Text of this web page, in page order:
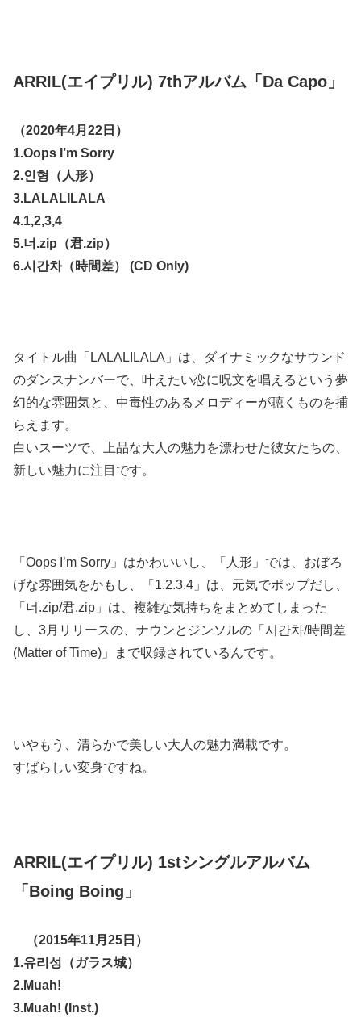
ARRIL(エイプリル) 7thアルバム「Da Capo」
（2020年4月22日）
1.Oops I’m Sorry
2.인형（人形）
3.LALALILALA
4.1,2,3,4
5.너.zip（君.zip）
6.시간차（時間差） (CD Only)
タイトル曲「LALALILALA」は、ダイナミックなサウンド
のダンスナンバーで、叶えたい恋に呪文を唱えるという夢
幻的な雰囲気と、中毒性のあるメロディーが聴くものを捕
らえます。
白いスーツで、上品な大人の魅力を漂わせた彼女たちの、
新しい魅力に注目です。
「Oops I’m Sorry」はかわいいし、「人形」では、おぼろ
げな雰囲気をかもし、「1.2.3.4」は、元気でポップだし、
「너.zip/君.zip」は、複雑な気持ちをまとめてしまった
し、3月リリースの、ナウンとジンソルの「시간차/時間差
(Matter of Time)」まで収録されているんです。
いやもう、清らかで美しい大人の魅力満載です。
すばらしい変身ですね。
ARRIL(エイプリル) 1stシングルアルバム
「Boing Boing」
（2015年11月25日）
1.유리성（ガラス城）
2.Muah!
3.Muah! (Inst.)